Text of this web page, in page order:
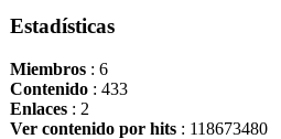
Estadísticas
Miembros: 6
Contenido: 433
Enlaces: 2
Ver contenido por hits: 118673480